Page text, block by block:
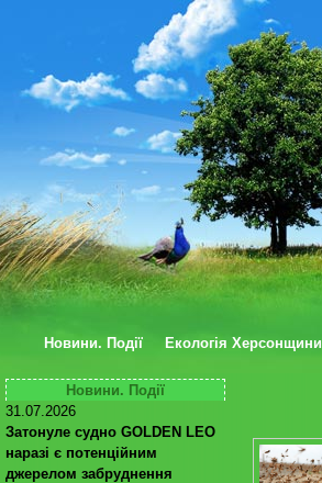
Новини. Події Екологія Херсонщини
Новини. Події
31.07.2026
Затонуле судно GOLDEN LEO
наразі є потенційним
джерелом забруднення